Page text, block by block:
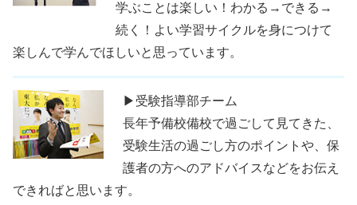
学ぶことは楽しい！わかる→できる→
続く！よい学習サイクルを身につけて
楽しんで学んでほしいと思っています。
▶受験指導部チーム
長年予備校備校で過ごして見てきた、
受験生活の過ごし方のポイントや、保
護者の方へのアドバイスなどをお伝え
できればと思います。